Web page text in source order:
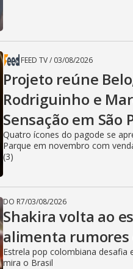
FEED TV/ 03/08/2026
Projeto reúne
Rodriguinho e
Sensação em São
Quatro ícones do pagode se
Parque em novembro com
(3)
DO R7/03/08/2026
Shakira volta ao
alimenta rumores
Estrela pop colombiana desafia
mira o Brasil